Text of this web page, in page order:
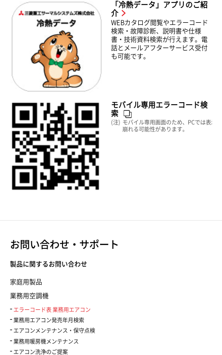
「冷熱データ」アプリのご紹
介
WEBカタログ閲覧やエラーコード
検索・故障診断、説明書や仕様
書・技術資料検索が行えます。電
話とメールアフターサービス受付
も可能です。
モバイル専用エラーコード検
索
モバイル専用画面のため、PCでは表示が
崩れる可能性があります。
お問い合わせ・サポート
製品に関するお問い合わせ
家庭用製品
業務用空調機
エラーコード表 業務用エアコン
業務用エアコン発売年月検索
エアコンメンテナンス・保守点検
業務用暖房機メンテナンス
エアコン洗浄のご提案